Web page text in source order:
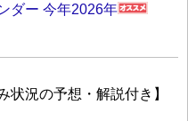
ダー 今年2026年
状況の予想・解説付き】